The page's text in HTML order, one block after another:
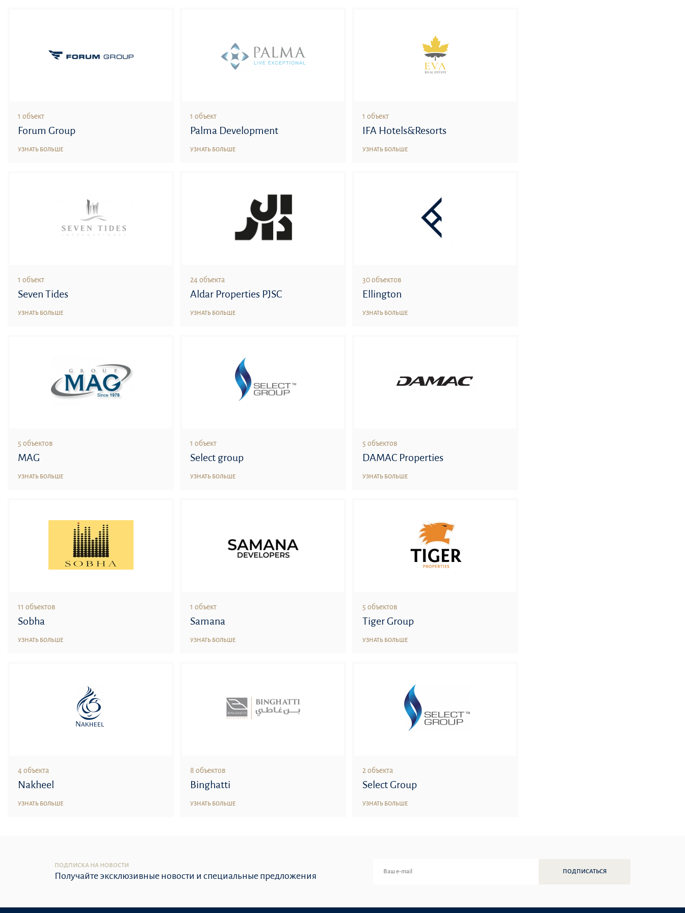
1 объект
Forum Group
УЗНАТЬ БОЛЬШЕ
1 объект
Palma Development
УЗНАТЬ БОЛЬШЕ
1 объект
IFA Hotels&Resorts
УЗНАТЬ БОЛЬШЕ
1 объект
Seven Tides
УЗНАТЬ БОЛЬШЕ
24 объекта
Aldar Properties PJSC
УЗНАТЬ БОЛЬШЕ
30 объектов
Ellington
УЗНАТЬ БОЛЬШЕ
5 объектов
MAG
УЗНАТЬ БОЛЬШЕ
1 объект
Select group
УЗНАТЬ БОЛЬШЕ
5 объектов
DAMAC Properties
УЗНАТЬ БОЛЬШЕ
11 объектов
Sobha
УЗНАТЬ БОЛЬШЕ
1 объект
Samana
УЗНАТЬ БОЛЬШЕ
5 объектов
Tiger Group
УЗНАТЬ БОЛЬШЕ
4 объекта
Nakheel
УЗНАТЬ БОЛЬШЕ
8 объектов
Binghatti
УЗНАТЬ БОЛЬШЕ
2 объекта
Select Group
УЗНАТЬ БОЛЬШЕ
ПОДПИСКА НА НОВОСТИ
Получайте эксклюзивные новости и специальные предложения ПОДПИСАТЬСЯ